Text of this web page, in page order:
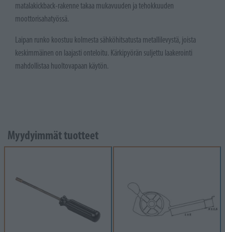
matalakickback-rakenne takaa mukavuuden ja tehokkuuden
moottorisahatyössä.
Laipan runko koostuu kolmesta sähköhitsatusta metallilevystä, joista
keskimmäinen on laajasti onteloitu. Kärkipyörän suljettu laakerointi
mahdollistaa huoltovapaan käytön.
Myydyimmät tuotteet